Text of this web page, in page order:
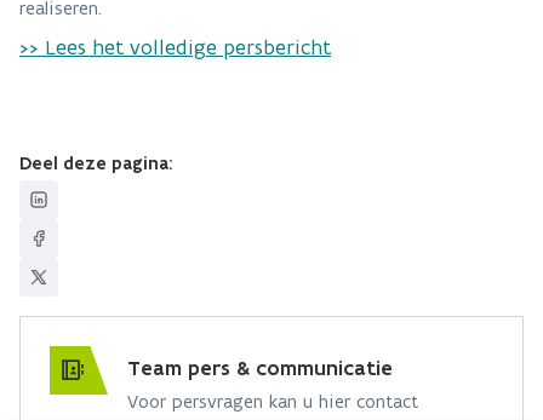
realiseren.
>> Lees het volledige persbericht
Deel deze pagina:
Team pers & communicatie
Voor persvragen kan u hier contact